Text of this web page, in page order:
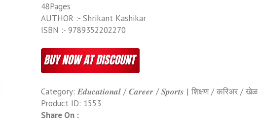
48Pages
AUTHOR :- Shrikant Kashikar
ISBN :- 9789352202270
Category:𝑬𝒅𝒖𝒄𝒂𝒕𝒊𝒐𝒏𝒂𝒍 / 𝑪𝒂𝒓𝒆𝒆𝒓 / 𝑺𝒑𝒐𝒓𝒕𝒔 | शिक्षण / करिअर / खेळ
Product ID: 1553
Share On :